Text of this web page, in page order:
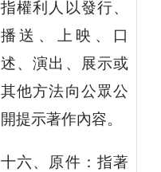
指權利人以發行、
播送、上映、口
述、演出、展示或
其他方法向公眾公
開提示著作內容。
十六、原件：指著